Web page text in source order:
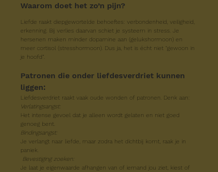
Waarom doet het zo’n pijn?
Liefde raakt diepgewortelde behoeftes: verbondenheid, veiligheid,
erkenning. Bij verlies daarvan schiet je systeem in stress. Je
hersenen maken minder dopamine aan (gelukshormoon) en
meer cortisol (stresshormoon). Dus ja, het is écht niet "gewoon in
je hoofd”.
Patronen die onder liefdesverdriet kunnen
liggen:
Liefdesverdriet raakt vaak oude wonden of patronen. Denk aan:
Verlatingsangst:
Het intense gevoel dat je alleen wordt gelaten en niet goed
genoeg bent.
Bindingsangst:
Je verlangt naar liefde, maar zodra het dichtbij komt, raak je in
paniek.
Bevestiging zoeken:
Je laat je eigenwaarde afhangen van of iemand jou ziet, kiest of